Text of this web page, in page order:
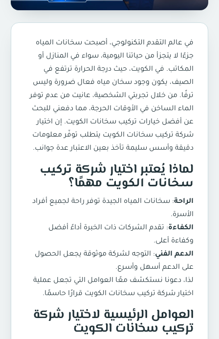
في عالم التقدم التكنولوجي، أصبحت سخانات المياه
جزءًا لا يتجزأ من حياتنا اليومية، سواء في المنازل أو
المكاتب. في الكويت، حيث درجة الحرارة ترتفع في
الصيف، يكون وجود سخان مياه فعال ضرورة وليس
ترفًا. من خلال تجربتي الشخصية، عانيت من عدم توفر
الماء الساخن في الأوقات الحرجة، مما دفعني للبحث
عن أفضل خيارات تركيب سخانات الكويت. إن اختيار
شركة تركيب سخانات الكويت يتطلب توفّر معلومات
دقيقة وأسس سليمة تأخذ بعين الاعتبار عدة جوانب.
لماذا يُعتبر اختيار شركة تركيب
سخانات الكويت مهمًا؟
الراحة: سخانات المياه الجيدة توفر راحة لجميع أفراد
الأسرة.
الكفاءة: تقدم الشركات ذات الخبرة أداءً أفضل
وكفاءة أعلى.
الدعم الفني: التوجه لشركة موثوقة يجعل الحصول
على الدعم أسهل وأسرع.
لذا، دعونا نستكشف معًا العوامل التي تجعل عملية
اختيار شركة تركيب سخانات الكويت قرارًا حاسمًا.
العوامل الرئيسية لاختيار شركة
تركيب سخانات الكويت